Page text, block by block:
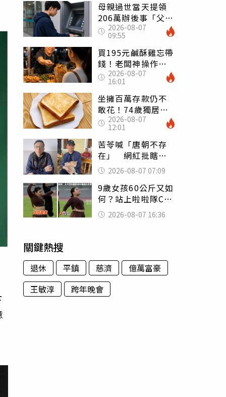
母親過世當天提領
206萬辦後事「父子
遭判刑」 律師：
搶錢先下手是罪
2026-08-07
09:55
買195元鹹酥雞忘帶
錢！老闆神操作
「倒找5元」 全網
看哭：這就是台灣
2026-08-07
16:01
坐擁百萬存款仍不
敢花！74歲獨居翁
「1餐只吃1片吐
司」 半年後暴瘦
嚇壞女兒
2026-08-07
12:01
苦苓喊「唐朝不存
在」 網紅批瞎編
歷史：李白、杜甫
用鮮卑文寫詩？
2026-08-07 07:09
9歲女孩60公斤又如
何？站上啦啦隊C位
驚艷全場 千萬網
友被圈粉
2026-08-07 16:36
關鍵熱搜
退休 平鎮 慈濟
億萬富豪
王敏淳
跨年晚會